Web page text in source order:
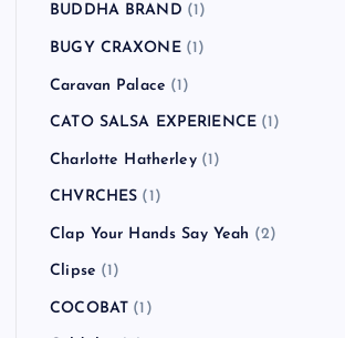
BUDDHA BRAND (1)
BUGY CRAXONE(1)
Caravan Palace (1)
CATO SALSA EXPERIENCE (1)
Charlotte Hatherley(1)
CHVRCHES (1)
Clap Your Hands Say Yeah (2)
Clipse (1)
COCOBAT (1)